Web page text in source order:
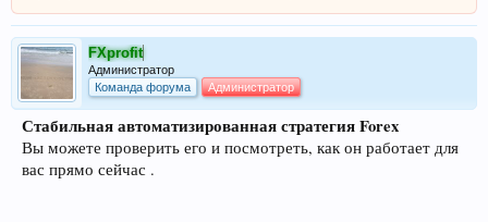
FXprofit
Администратор
Команда форума
Администратор
Стабильная автоматизированная стратегия Forex
Вы можете проверить его и посмотреть, как он работает для
вас прямо сейчас .